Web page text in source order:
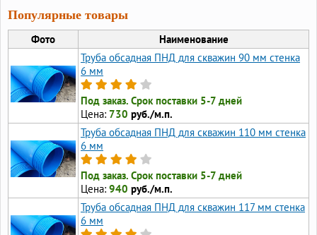
Популярные товары
Фото
Наименование
Труба обсадная ПНД для скважин 90 мм стенка
6 мм
Под заказ. Срок поставки 5-7 дней
Цена: 730 руб./м.п.
Труба обсадная ПНД для скважин 110 мм стенка
6 мм
Под заказ. Срок поставки 5-7 дней
Цена: 940 руб./м.п.
Труба обсадная ПНД для скважин 117 мм стенка
6 мм